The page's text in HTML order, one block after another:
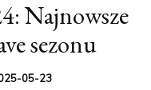
Najnowsze
sezonu
05-23